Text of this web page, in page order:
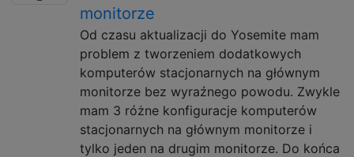
monitorze
Od czasu aktualizacji do Yosemite mam
problem z tworzeniem dodatkowych
komputerów stacjonarnych na głównym
monitorze bez wyraźnego powodu. Zwykle
mam 3 różne konfiguracje komputerów
stacjonarnych na głównym monitorze i
tylko jeden na drugim monitorze. Do końca